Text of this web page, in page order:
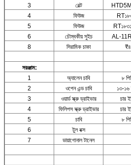
3
বেল্ট
4
ফিউজ
5
ফিউজ
6
চৌম্বকীয় সুইচ AL-
8
সিরামিক চাকা ₹৪
সরঞ্জাম:
1
অ্যালেন চাবি ৮
2
ওপেন এন্ড চাবি ১৩-১৬
3
ওয়ার্ড স্ক্রু ড্রাইভার চার
4
ফিলিপস স্ক্রু ড্রাইভার চার
5
চাবি ৮
6
টুল বক্স
7
ডায়াগোনাল টানেল